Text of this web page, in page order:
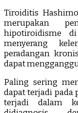
Tiroiditis
merupakan
hipotiroidisme
menyerang
peradangan
dapat
Paling sering
dapat terjadi pada
terjadi dalam